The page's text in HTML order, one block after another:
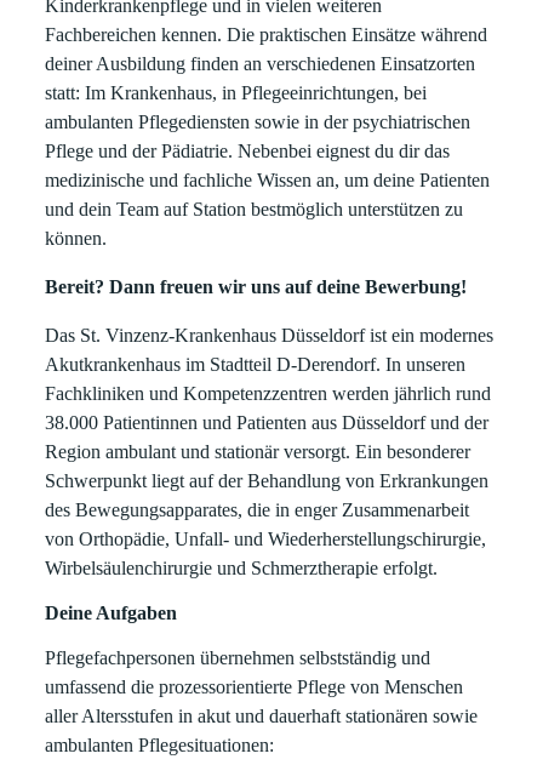
Kinderkrankenpflege und in vielen weiteren
Fachbereichen kennen. Die praktischen Einsätze während
deiner Ausbildung finden an verschiedenen Einsatzorten
statt: Im Krankenhaus, in Pflegeeinrichtungen, bei
ambulanten Pflegediensten sowie in der psychiatrischen
Pflege und der Pädiatrie. Nebenbei eignest du dir das
medizinische und fachliche Wissen an, um deine Patienten
und dein Team auf Station bestmöglich unterstützen zu
können.
Bereit? Dann freuen wir uns auf deine Bewerbung!
Das St. Vinzenz-Krankenhaus Düsseldorf ist ein modernes
Akutkrankenhaus im Stadtteil D-Derendorf. In unseren
Fachkliniken und Kompetenzzentren werden jährlich rund
38.000 Patientinnen und Patienten aus Düsseldorf und der
Region ambulant und stationär versorgt. Ein besonderer
Schwerpunkt liegt auf der Behandlung von Erkrankungen
des Bewegungsapparates, die in enger Zusammenarbeit
von Orthopädie, Unfall- und Wiederherstellungschirurgie,
Wirbelsäulenchirurgie und Schmerztherapie erfolgt.
Deine Aufgaben
Pflegefachpersonen übernehmen selbstständig und
umfassend die prozessorientierte Pflege von Menschen
aller Altersstufen in akut und dauerhaft stationären sowie
ambulanten Pflegesituationen: